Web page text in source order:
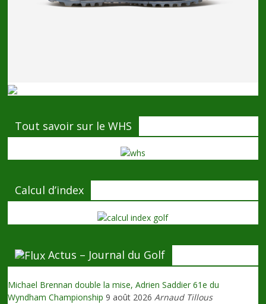
Tout savoir sur le WHS
Calcul d’index
Actus – Journal du Golf
Michael Brennan double la mise, Adrien Saddier 61e du
Wyndham Championship 9 août 2026 Arnaud Tillous